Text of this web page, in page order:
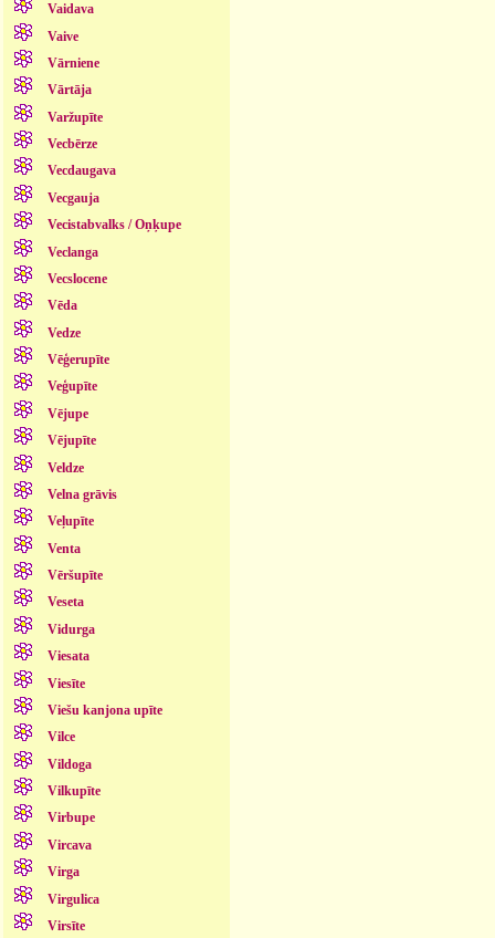
Vaidava
Vaive
Vārniene
Vārtāja
Varžupīte
Vecbērze
Vecdaugava
Vecgauja
Vecistabvalks / Oņķupe
Veclanga
Vecslocene
Vēda
Vedze
Vēģerupīte
Veģupīte
Vējupe
Vējupīte
Veldze
Velna grāvis
Veļupīte
Venta
Vēršupīte
Veseta
Vidurga
Viesata
Viesīte
Viešu kanjona upīte
Vilce
Vildoga
Vilkupīte
Virbupe
Vircava
Virga
Virgulica
Virsīte